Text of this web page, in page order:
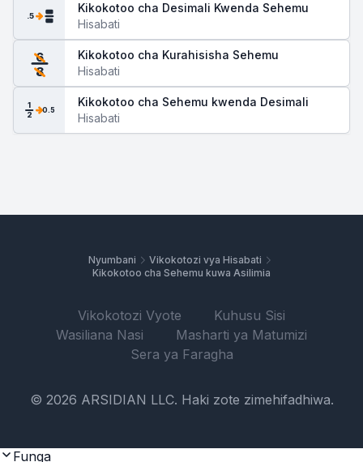
.5
Kikokotoo cha Desimali Kwenda Sehemu
Hisabati
6
8
Kikokotoo cha Kurahisisha Sehemu
Hisabati
1
2 0.5
Kikokotoo cha Sehemu kwenda Desimali
Hisabati
Nyumbani
Vikokotozi vya Hisabati
Kikokotoo cha Sehemu kuwa Asilimia
Vikokotozi Vyote
Kuhusu Sisi
Wasiliana Nasi
Masharti ya Matumizi
Sera ya Faragha
© 2026 ARSIDIAN LLC. Haki zote zimehifadhiwa.
Funga